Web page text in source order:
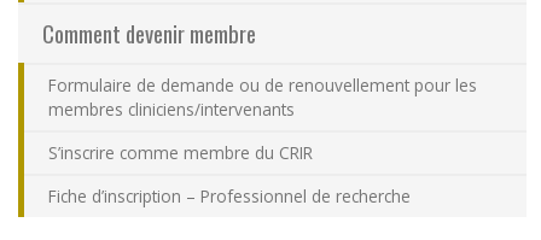
Comment devenir membre
Formulaire de demande ou de renouvellement pour les
membres cliniciens/intervenants
S’inscrire comme membre du CRIR
Fiche d’inscription – Professionnel de recherche